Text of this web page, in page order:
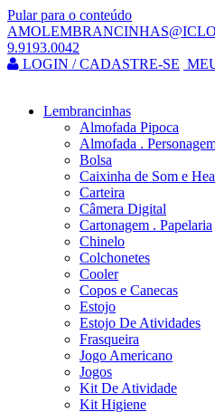
Pular para o conteúdo
9.9193.0042
LOGIN / CADASTRE-SE
Lembrancinhas
Almofada Pipoca
Almofada .
Bolsa
Caixinha de Som e
Carteira
Câmera Digital
Cartonagem . Papelaria
Chinelo
Colchonetes
Cooler
Copos e Canecas
Estojo
Estojo De Atividades
Frasqueira
Jogo Americano
Jogos
Kit De Atividade
Kit Higiene